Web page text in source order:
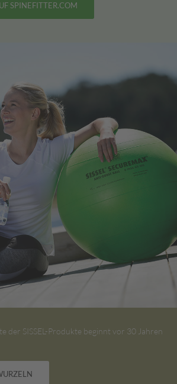
SPINEFITTER.COM
der SISSEL-Produkte beginnt vor 30 Jahren